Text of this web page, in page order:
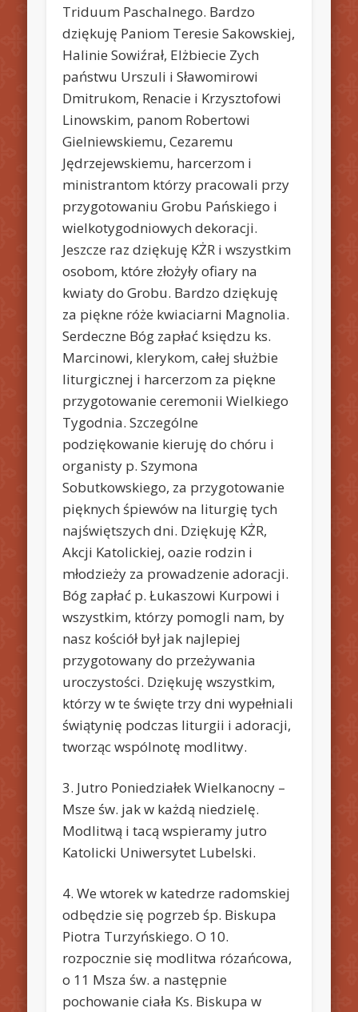
Triduum Paschalnego. Bardzo
dziękuję Paniom Teresie Sakowskiej,
Halinie Sowiźrał, Elżbiecie Zych
państwu Urszuli i Sławomirowi
Dmitrukom, Renacie i Krzysztofowi
Linowskim, panom Robertowi
Gielniewskiemu, Cezaremu
Jędrzejewskiemu, harcerzom i
ministrantom którzy pracowali przy
przygotowaniu Grobu Pańskiego i
wielkotygodniowych dekoracji.
Jeszcze raz dziękuję KŻR i wszystkim
osobom, które złożyły ofiary na
kwiaty do Grobu. Bardzo dziękuję
za piękne róże kwiaciarni Magnolia.
Serdeczne Bóg zapłać księdzu ks.
Marcinowi, klerykom, całej służbie
liturgicznej i harcerzom za piękne
przygotowanie ceremonii Wielkiego
Tygodnia. Szczególne
podziękowanie kieruję do chóru i
organisty p. Szymona
Sobutkowskiego, za przygotowanie
pięknych śpiewów na liturgię tych
najświętszych dni. Dziękuję KŻR,
Akcji Katolickiej, oazie rodzin i
młodzieży za prowadzenie adoracji.
Bóg zapłać p. Łukaszowi Kurpowi i
wszystkim, którzy pomogli nam, by
nasz kościół był jak najlepiej
przygotowany do przeżywania
uroczystości. Dziękuję wszystkim,
którzy w te święte trzy dni wypełniali
świątynię podczas liturgii i adoracji,
tworząc wspólnotę modlitwy.
3. Jutro Poniedziałek Wielkanocny –
Msze św. jak w każdą niedzielę.
Modlitwą i tacą wspieramy jutro
Katolicki Uniwersytet Lubelski.
4. We wtorek w katedrze radomskiej
odbędzie się pogrzeb śp. Biskupa
Piotra Turzyńskiego. O 10.
rozpocznie się modlitwa rózańcowa,
o 11 Msza św. a następnie
pochowanie ciała Ks. Biskupa w